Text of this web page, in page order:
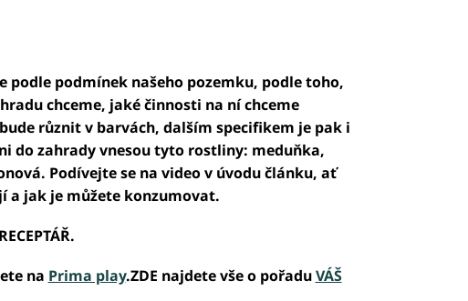
podle podmínek našeho pozemku, podle toho,
chceme, jaké činnosti na ní chceme
různit v barvách, dalším specifikem je pak i
do zahrady vnesou tyto rostliny: meduňka,
Podívejte se na video v úvodu článku, ať
jak je můžete konzumovat.
na Prima play.ZDE najdete vše o pořaduVÁŠ